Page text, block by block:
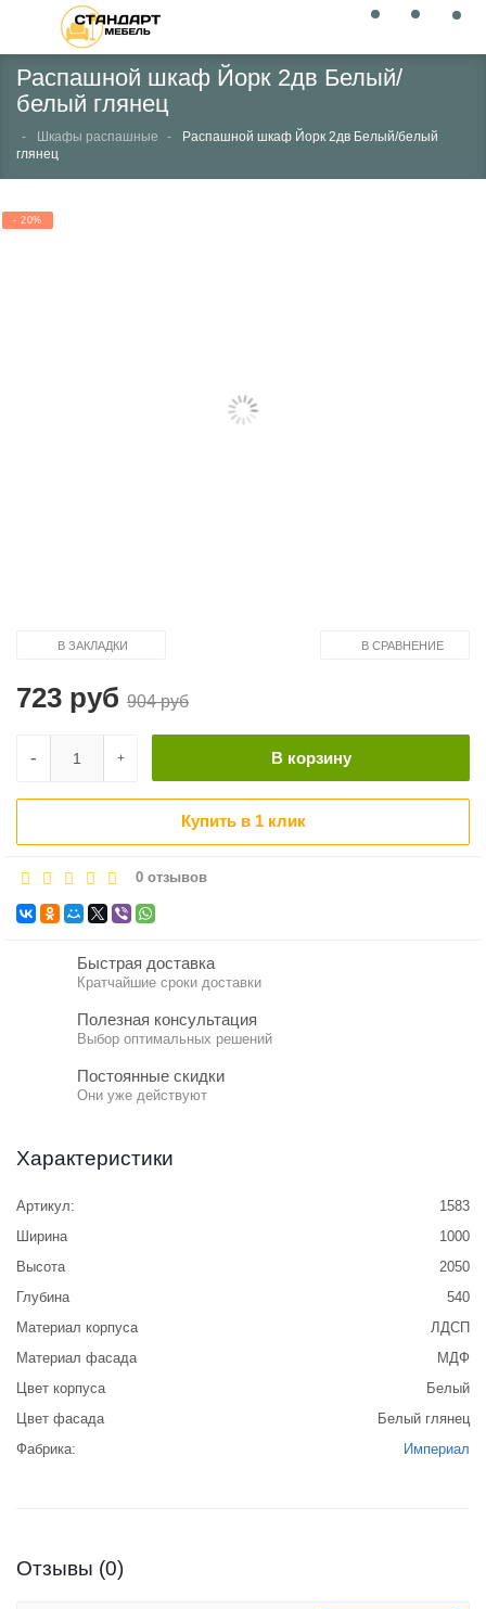
Распашной шкаф Йорк 2дв Белый/
белый глянец
Шкафы распашные
Распашной шкаф Йорк 2дв Белый/белый
глянец
- 20%
В ЗАКЛАДКИ В СРАВНЕНИЕ
723 руб 904 руб
+
- В корзину
Купить в 1 клик
0 отзывов
Быстрая доставка
Кратчайшие сроки доставки
Полезная консультация
Выбор оптимальных решений
Постоянные скидки
Они уже действуют
Характеристики
Артикул:
1583
Ширина
1000
Высота
2050
Глубина
540
Материал корпуса
ЛДСП
Материал фасада
МДФ
Цвет корпуса
Белый
Цвет фасада
Белый глянец
Фабрика:
Империал
Отзывы (0)